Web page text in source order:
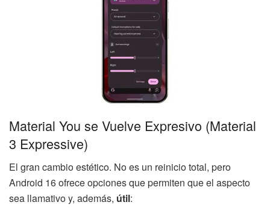
Material You se Vuelve Expresivo (Material
3 Expressive)
El gran cambio estético. No es un reinicio total, pero
Android 16 ofrece opciones que permiten que el aspecto
sea llamativo y, además, útil: